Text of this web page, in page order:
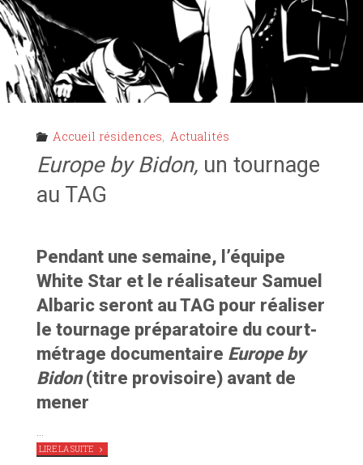
Accueil résidences, Actualités
Europe by Bidon,un tournage
au TAG
Pendant une semaine, l’équipe
White Star et le réalisateur Samuel
Albaric seront au TAG pour réaliser
le tournage préparatoire du court-
métrage documentaire Europe by
Bidon(titre provisoire) avant de
mener
…
LIRE LA SUITE"
EUROPE
BY